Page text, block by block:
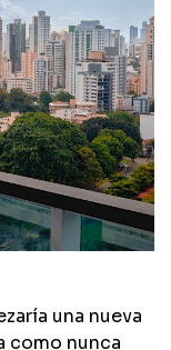
una nueva
como nunca